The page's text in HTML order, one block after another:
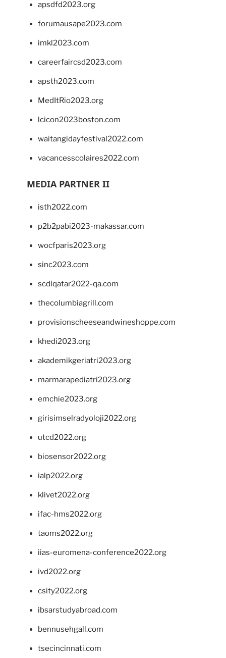
apsdfd2023.org
forumausape2023.com
imkl2023.com
careerfaircsd2023.com
apsth2023.com
MedItRio2023.org
lcicon2023boston.com
waitangidayfestival2022.com
vacancesscolaires2022.com
MEDIA PARTNER II
isth2022.com
p2b2pabi2023-makassar.com
wocfparis2023.org
sinc2023.com
scdlqatar2022-qa.com
thecolumbiagrill.com
provisionscheeseandwineshoppe.com
khedi2023.org
akademikgeriatri2023.org
marmarapediatri2023.org
emchie2023.org
girisimselradyoloji2022.org
utcd2022.org
biosensor2022.org
ialp2022.org
klivet2022.org
ifac-hms2022.org
taoms2022.org
iias-euromena-conference2022.org
ivd2022.org
csity2022.org
ibsarstudyabroad.com
bennusehgall.com
tsecincinnati.com